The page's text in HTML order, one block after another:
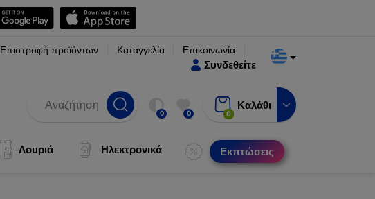
Επιστροφή προϊόντων Καταγγελία Επικοινωνία
Συνδεθείτε
0 0 0
Καλάθι
Λουριά Ηλεκτρονικά Εκπτώσεις